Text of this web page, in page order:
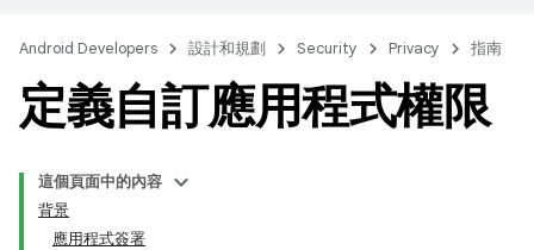
Android Developers 設計和規劃 Security Privacy 指南
定義自訂應用程式權限
這個頁面中的內容
背景
應用程式簽署